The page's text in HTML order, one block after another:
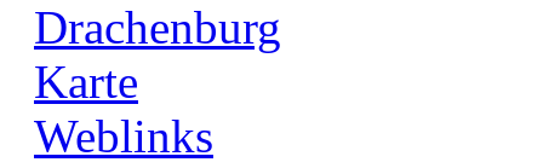
Drachenburg
Karte
Weblinks